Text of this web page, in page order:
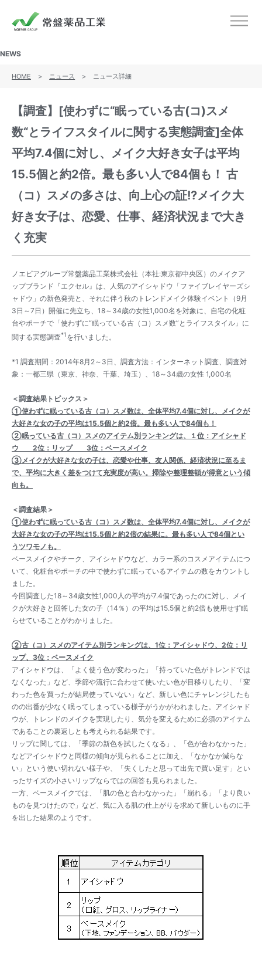
NEWS
HOME > ニュース > ニュース詳細
【調査】[使わずに“眠っている古(コ)スメ
数“とライフスタイルに関する実態調査]全体
平均7.4個に対し、メイク大好き女子は平均
15.5個と約2倍。最も多い人で84個も！ 古
（コ）スメの多さは、向上心の証!?メイク大
好き女子は、恋愛、仕事、経済状況まで大き
く充実
ノエビアグループ常盤薬品工業株式会社（本社:東京都中央区）のメイクア
ップブランド『エクセル』は、人気のアイシャドウ「ファイブレイヤーズシ
ャドウ」の新色発売と、それに伴う秋のトレンドメイク体験イベント（9月
3日～7日）開催に先立ち、18～34歳の女性1,000名を対象に、自宅の化粧
台やポーチで「使わずに“眠っている古（コ）スメ数”とライフスタイル」に
関する実態調査*1を行いました。
*1 調査期間：2014年8月2～3日、調査方法：インターネット調査、調査対
象：一都三県（東京、神奈、千葉、埼玉）、18～34歳の女性 1,000名
＜調査結果トピックス＞
①使わずに眠っている古（コ）スメ数は、全体平均7.4個に対し、メイクが
大好きな女の子の平均は15.5個と約2倍。最も多い人で84個も！
②眠っている古（コ）スメのアイテム別ランキングは、１位：アイシャド
ウ 2位：リップ 3位：ベースメイク
③メイクが大好きな女の子は、恋愛や仕事、友人関係、経済状況に至るま
で、平均に大きく差をつけて充実度が高い。掃除や整理整頓が得意という傾
向も。
＜調査結果＞
①使わずに眠っている古（コ）スメ数は、全体平均7.4個に対し、メイクが
大好きな女の子の平均は15.5個と約2倍の結果に。最も多い人で84個とい
うツワモノも。
ベースメイクやチーク、アイシャドウなど、カラー系のコスメアイテムにつ
いて、化粧台やポーチの中で使わずに眠っているアイテムの数をカウントし
ました。
今回調査した18～34歳女性1,000人の平均が7.4個であったのに対し、メイ
クが大好きと回答した女の子（14％）の平均は15.5個と約2倍も使用せず眠
らせていることがわかりました。
②古（コ）スメのアイテム別ランキングは、1位：アイシャドウ、2位：リ
ップ、3位：ベースメイク
アイシャドウは、「よく使う色が変わった」「持っていた色がトレンドでは
なくなった」など、季節や流行に合わせて使いたい色が目移りしたり、「変
わった色を買ったが結局使っていない」など、新しい色にチャレンジしたも
のの出番が少なく眠ってしまっている様子がうかがわれました。アイシャド
ウが、トレンドのメイクを実現したり、気分を変えるために必須のアイテム
であることの裏返しとも考えられる結果です。
リップに関しては、「季節の新色を試したくなる」、「色が合わなかった」
などアイシャドウと同様の傾向が見られることに加え、「なかなか減らな
い」という使い切れない様子や、「失くしたと思って出先で買い足す」とい
ったサイズの小さいリップならではの回答も見られました。
一方、ベースメイクでは、「肌の色と合わなかった」「崩れる」「より良い
ものを見つけたので」など、気に入る肌の仕上がりを求めて新しいものに手
を出した結果のようです。